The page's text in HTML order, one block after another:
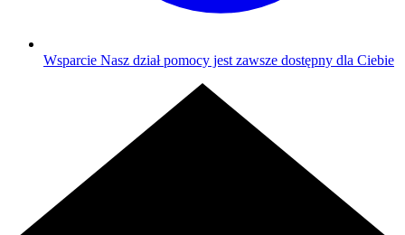
Wsparcie Nasz dział pomocy jest zawsze dostępny dla Ciebie